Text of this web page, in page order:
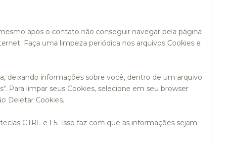
após o contato não conseguir navegar pela página
Faça uma limpeza periódica nos arquivos Cookies e
deixando informações sobre você, dentro de um arquivo
Para limpar seus Cookies, selecione em seu browser
Deletar Cookies.
CTRL e F5. Isso faz com que as informações sejam